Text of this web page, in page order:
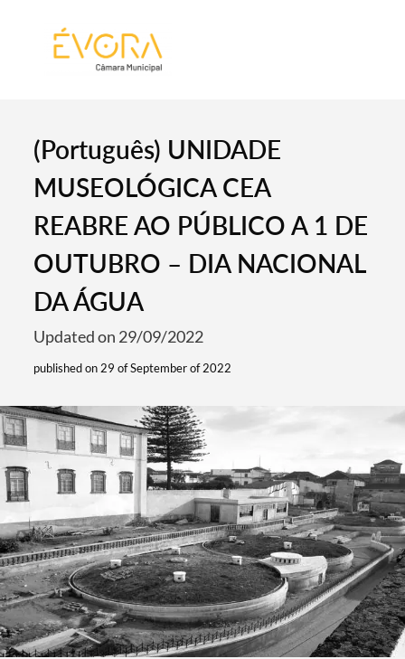
(Português) UNIDADE
MUSEOLÓGICA CEA
REABRE AO PÚBLICO A 1 DE
OUTUBRO – DIA NACIONAL
DA ÁGUA
Updated on 29/09/2022
published on 29 of September of 2022